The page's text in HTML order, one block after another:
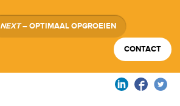
NEXT– OPTIMAAL OPGROEIEN
CONTACT